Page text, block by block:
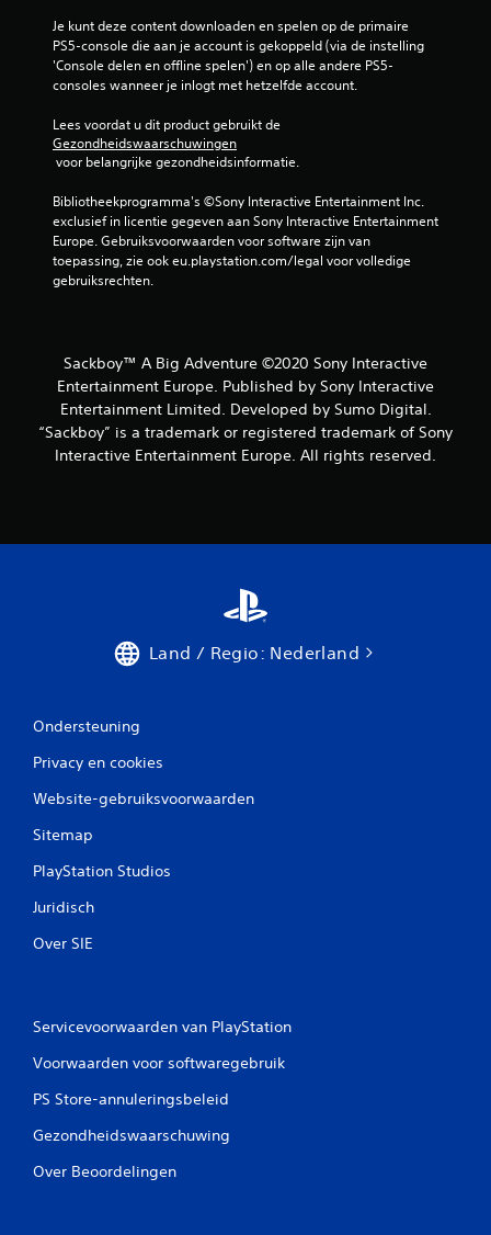
Je kunt deze content downloaden en spelen op de primaire
PS5-console die aan je account is gekoppeld (via de instelling
'Console delen en offline spelen') en op alle andere PS5-
consoles wanneer je inlogt met hetzelfde account.
Lees voordat u dit product gebruikt de
Gezondheidswaarschuwingen
voor belangrijke gezondheidsinformatie.
Bibliotheekprogramma's ©Sony Interactive Entertainment Inc.
exclusief in licentie gegeven aan Sony Interactive Entertainment
Europe. Gebruiksvoorwaarden voor software zijn van
toepassing, zie ook eu.playstation.com/legal voor volledige
gebruiksrechten.
Sackboy™ A Big Adventure ©2020 Sony Interactive
Entertainment Europe. Published by Sony Interactive
Entertainment Limited. Developed by Sumo Digital.
“Sackboy” is a trademark or registered trademark of Sony
Interactive Entertainment Europe. All rights reserved.
Land / Regio: Nederland
Ondersteuning
Privacy en cookies
Website-gebruiksvoorwaarden
Sitemap
PlayStation Studios
Juridisch
Over SIE
Servicevoorwaarden van PlayStation
Voorwaarden voor softwaregebruik
PS Store-annuleringsbeleid
Gezondheidswaarschuwing
Over Beoordelingen